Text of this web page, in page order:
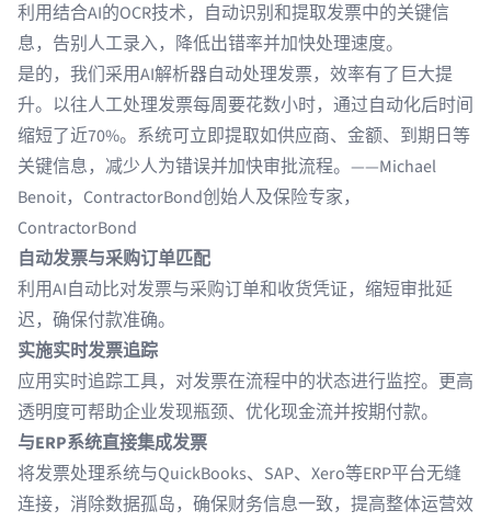
利用结合AI的OCR技术，自动识别和提取发票中的关键信
息，告别人工录入，降低出错率并加快处理速度。
是的，我们采用AI解析器自动处理发票，效率有了巨大提
升。以往人工处理发票每周要花数小时，通过自动化后时间
缩短了近70%。系统可立即提取如供应商、金额、到期日等
关键信息，减少人为错误并加快审批流程。——Michael
Benoit，ContractorBond创始人及保险专家，
ContractorBond
自动发票与采购订单匹配
利用AI自动比对发票与采购订单和收货凭证，缩短审批延
迟，确保付款准确。
实施实时发票追踪
应用实时追踪工具，对发票在流程中的状态进行监控。更高
透明度可帮助企业发现瓶颈、优化现金流并按期付款。
与ERP系统直接集成发票
将发票处理系统与QuickBooks、SAP、Xero等ERP平台无缝
连接，消除数据孤岛，确保财务信息一致，提高整体运营效